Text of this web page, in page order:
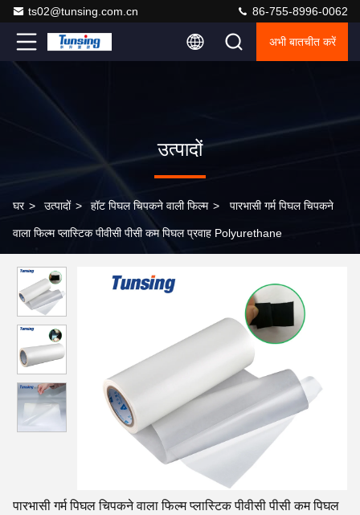
ts02@tunsing.com.cn 86-755-8996-0062
अभी बातचीत करें
उत्पादों
घर > उत्पादों > हॉट पिघल चिपकने वाली फिल्म > पारभासी गर्म पिघल चिपकने
वाला फिल्म प्लास्टिक पीवीसी पीसी कम पिघल प्रवाह Polyurethane
पारभासी गर्म पिघल चिपकने वाला फिल्म प्लास्टिक पीवीसी पीसी कम पिघल